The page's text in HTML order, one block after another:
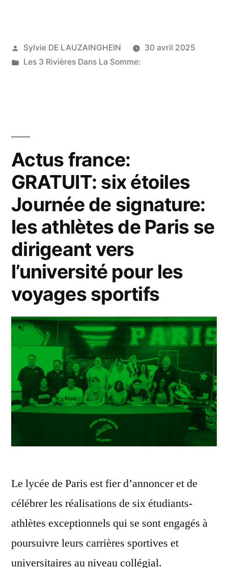
confirmé
Publié
par
Sylvie DE LAUZAINGHEIN
30 avril 2025
Publié
Les 3 Rivières Dans La Somme:
Actus france:
GRATUIT: six étoiles
Journée de signature:
les athlètes de Paris se
dirigeant vers
l’université pour les
voyages sportifs
Le lycée de Paris est fier d’annoncer et de
célébrer les réalisations de six étudiants-
athlètes exceptionnels qui se sont engagés à
poursuivre leurs carrières sportives et
universitaires au niveau collégial.